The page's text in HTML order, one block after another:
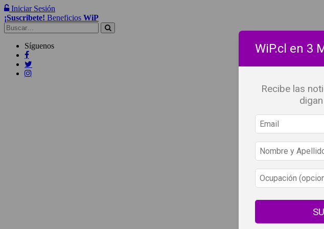
Iniciar Sesión
¡Suscribete! Beneficios WiP
Buscar:
Síguenos WiP.cl en 3
Recibe las